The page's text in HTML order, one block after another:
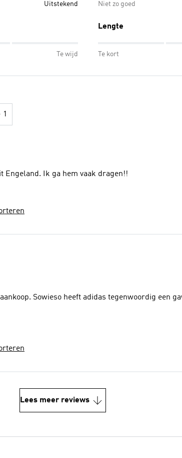
Uitstekend Niet zo goed
Te wijd
Lengte
Te kort
1
Engeland. Ik ga hem vaak dragen!!
Sowieso heeft adidas tegenwoordig een
Lees meer reviews